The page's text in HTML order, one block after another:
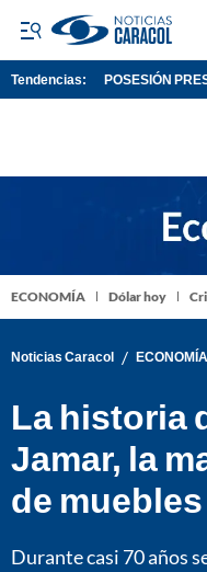
Tendencias: POSESIÓN
ECONOMÍA Dólar hoy
Noticias Caracol / ECONOMÍA
La historia
Jamar, la
de
Durante casi 70 años